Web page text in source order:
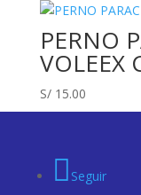
PERNO
VOLEEX
S/15.00
Seguir